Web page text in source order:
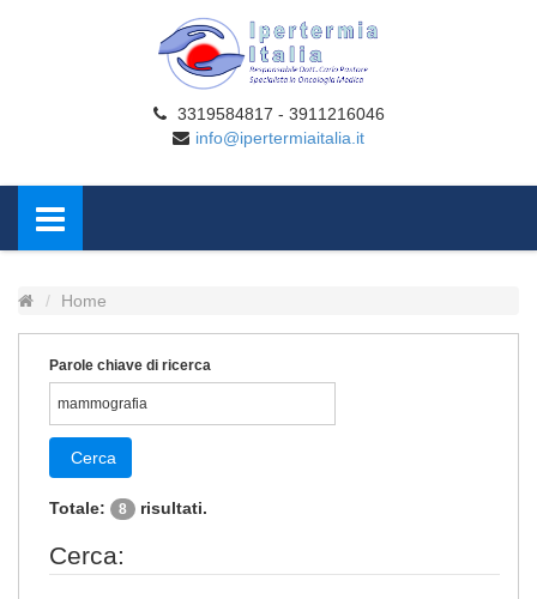
3319584817 - 3911216046
info@ipertermiaitalia.it
Home
Parole chiave di ricerca
Cerca
Totale: 8 risultati.
Cerca: